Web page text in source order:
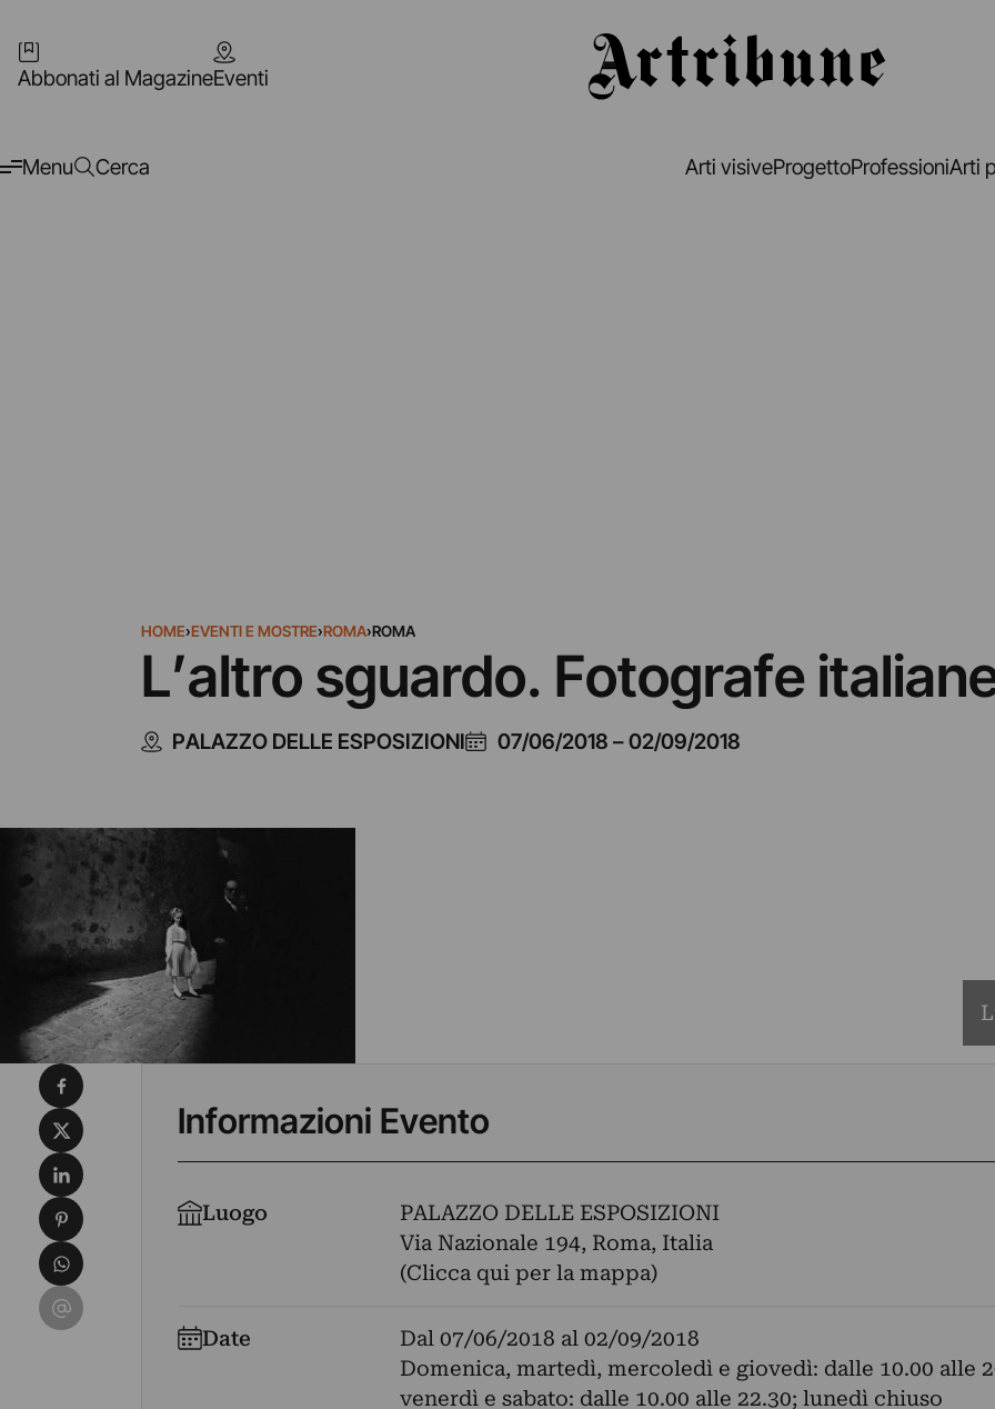
Abbonati al MagazineEventi
Menu Cerca Arti visiveProgettoProfessioniArti
HOME›EVENTI E MOSTRE›ROMA›ROMA
L’altro sguardo. Fotografe
PALAZZO DELLE ESPOSIZIONI 07/06/2018 –02/09/2018
Informazioni Evento
Luogo
PALAZZO DELLE ESPOSIZIONI
Via Nazionale 194, Roma, Italia
(Clicca qui per la mappa)
Date Dal 07/06/2018 al 02/09/2018
Domenica, martedì, mercoledì e giovedì: dalle 10.00 alle
venerdì e sabato: dalle 10.00 alle 22.30; lunedì chiuso
Condividi su Facebook
Condividi su X
Condividi su LinkedIn
Condividi su Pinterest
Condividi su WhatsApp
Condividi su Email